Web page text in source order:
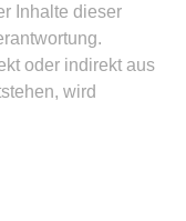
Inhalte dieser
oder indirekt aus
wird